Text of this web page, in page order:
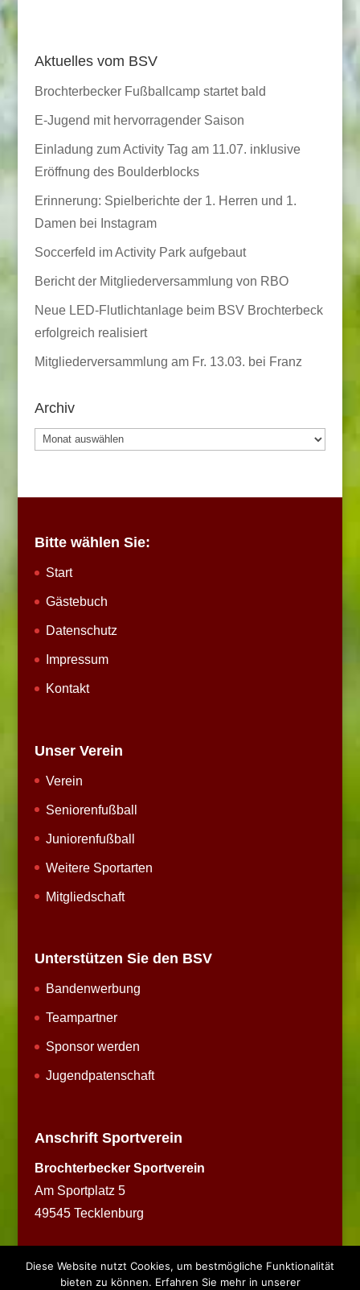
Aktuelles vom BSV
Brochterbecker Fußballcamp startet bald
E-Jugend mit hervorragender Saison
Einladung zum Activity Tag am 11.07. inklusive
Eröffnung des Boulderblocks
Erinnerung: Spielberichte der 1. Herren und 1.
Damen bei Instagram
Soccerfeld im Activity Park aufgebaut
Bericht der Mitgliederversammlung von RBO
Neue LED-Flutlichtanlage beim BSV Brochterbeck
erfolgreich realisiert
Mitgliederversammlung am Fr. 13.03. bei Franz
Archiv
Archiv
Bitte wählen Sie:
Start
Gästebuch
Datenschutz
Impressum
Kontakt
Unser Verein
Verein
Seniorenfußball
Juniorenfußball
Weitere Sportarten
Mitgliedschaft
Unterstützen Sie den BSV
Bandenwerbung
Teampartner
Sponsor werden
Jugendpatenschaft
Anschrift Sportverein
Brochterbecker Sportverein
Am Sportplatz 5
49545 Tecklenburg
Diese Website nutzt Cookies, um bestmögliche Funktionalität
bieten zu können. Erfahren Sie mehr in unserer